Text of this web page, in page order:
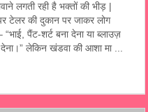
लगती रही है भक्तों की भीड़ |
टेलर की दुकान पर जाकर लोग
पैंट-शर्ट बना देना या ब्लाउज़
लेकिन खंडवा की आशा मा ...